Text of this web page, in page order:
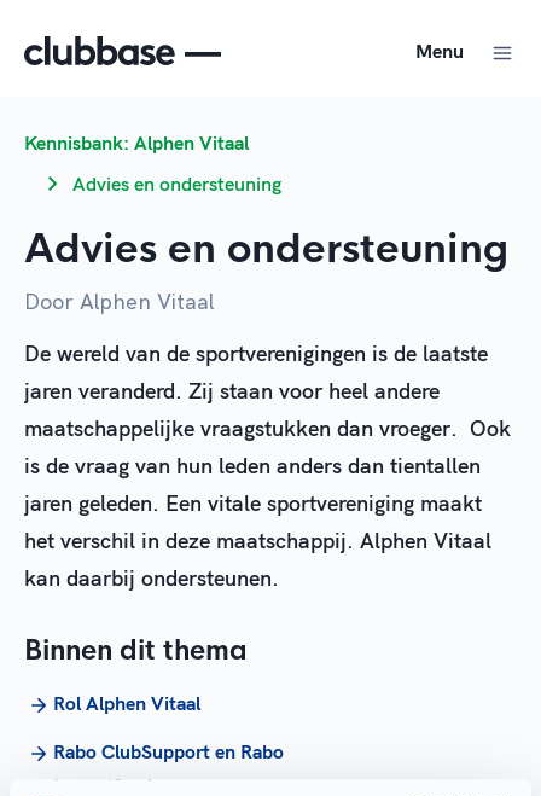
Menu
Kennisbank: Alphen Vitaal
Advies en ondersteuning
Advies en ondersteuning
Door Alphen Vitaal
De wereld van de sportverenigingen is de laatste
jaren veranderd. Zij staan voor heel andere
maatschappelijke vraagstukken dan vroeger. Ook
is de vraag van hun leden anders dan tientallen
jaren geleden. Een vitale sportvereniging maakt
het verschil in deze maatschappij. Alphen Vitaal
kan daarbij ondersteunen.
Binnen dit thema
Rol Alphen Vitaal
Rabo ClubSupport en Rabo
Impactfonds